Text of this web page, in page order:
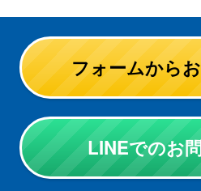
フォームから
LINEでのお